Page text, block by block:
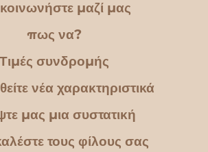
μαζί μας
πως να?
Τιμές συνδρομής
νέα χαρακτηριστικά
μας μια συστατική
τους φίλους σας